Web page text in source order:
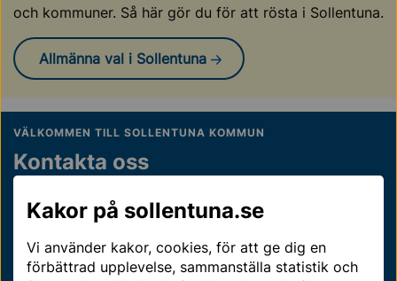
Kakor på sollentuna.se
Vi använder kakor, cookies, för att ge dig en
förbättrad upplevelse, sammanställa statistik och
och kommuner. Så här gör du för att rösta i Sollentuna.
Allmänna val i Sollentuna
VÄLKOMMEN TILL SOLLENTUNA KOMMUN
Kontakta oss
kontaktcenter träffar du kunniga och specialiserade
Kontakta Sollentuna kommun